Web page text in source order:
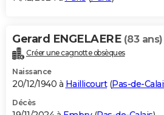
Gerard ENGELAERE (83 ans)
Créer une cagnotte obsèques
Naissance
20/12/1940 à Haillicourt(Pas-de-
Décès